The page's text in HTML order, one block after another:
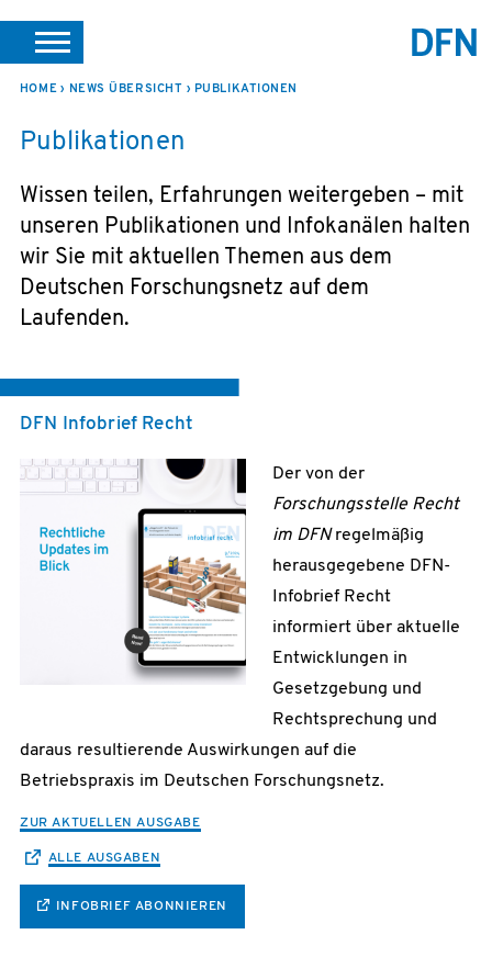
SUCHE PORTALE SUPPORT JOBS
VEREIN INTERN
HOME NEWS ÜBERSICHT PUBLIKATIONEN
Publikationen
Wissen teilen, Erfahrungen weitergeben – mit
unseren Publikationen und Infokanälen halten
wir Sie mit aktuellen Themen aus dem
Deutschen Forschungsnetz auf dem
Laufenden.
DFN Infobrief Recht
Der von der
Forschungsstelle Recht
im DFNregelmäßig
herausgegebene DFN-
Infobrief Recht
informiert über aktuelle
Entwicklungen in
Gesetzgebung und
Rechtsprechung und
daraus resultierende Auswirkungen auf die
Betriebspraxis im Deutschen Forschungsnetz.
ZUR AKTUELLEN AUSGABE
ALLE AUSGABEN
INFOBRIEF ABONNIEREN